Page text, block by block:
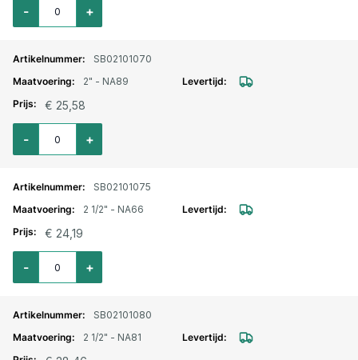
+
-
SB02101070
2" - NA89
€ 25,58
Aantal voor Storz lm. aansluitstuk buitendraad 2" - NA89
+
-
SB02101075
2 1/2" - NA66
€ 24,19
Aantal voor Storz lm. aansluitstuk buitendraad 2 1/2" - NA66
+
-
SB02101080
2 1/2" - NA81